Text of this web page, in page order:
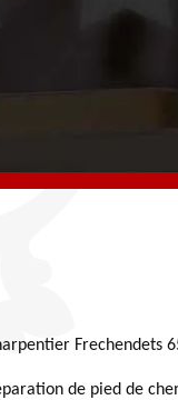
Frechendets
de pied de